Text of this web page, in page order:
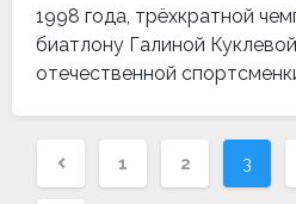
1998 года, трёхкратной
биатлону Галиной
отечественной
Навигация
1 2 3